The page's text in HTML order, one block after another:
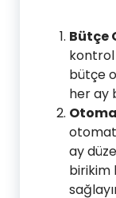
Bütçe
kontrol
bütçe
her ay
ay
birikim